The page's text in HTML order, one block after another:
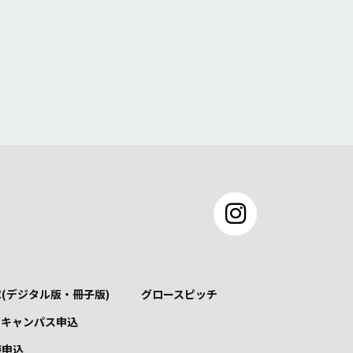
デジタル版・冊子版)
ャンパス申込
込
グロースピッチ